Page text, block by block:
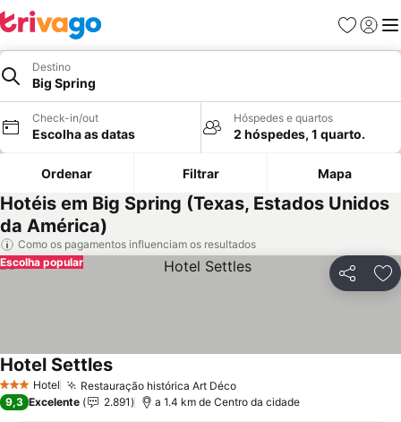
Favoritos
Iniciar
Destino
Big Spring
Check-in/out
Escolha as datas
Hóspedes e quartos
2 hóspedes, 1 quarto.
Ordenar Filtrar Mapa
Hotéis em Big Spring (Texas, Estados Unidos
da América)
Como os pagamentos influenciam os resultados
Partilhar
Escolha popular
3 EstrelasHotel Restauração histórica Art DécoVer preços
Hotel SettlesVer preços
9,3 Excelente 2.891 a 1.4 km de Centro da cidade